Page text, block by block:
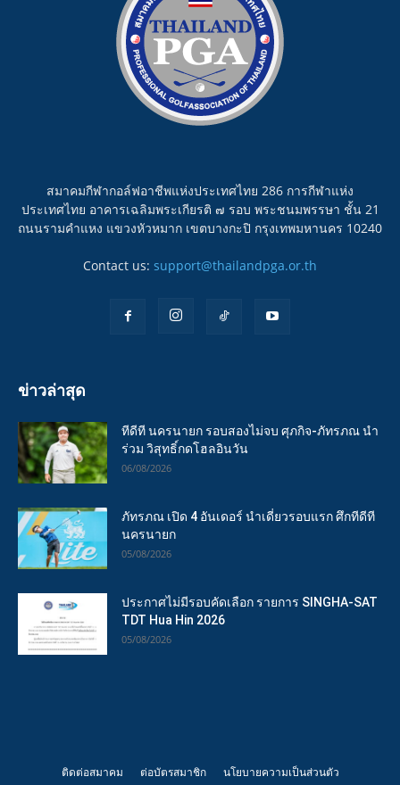
สมาคมกีฬากอล์ฟอาชีพแห่งประเทศไทย 286 การกีฬาแห่ง
ประเทศไทย อาคารเฉลิมพระเกียรติ ๗ รอบ พระชนมพรรษา ชั้น 21
ถนนรามคำแหง แขวงหัวหมาก เขตบางกะปิ กรุงเทพมหานคร 10240
Contact us: support@thailandpga.or.th
ข่าวล่าสุด
ทีดีที นครนายก รอบสองไม่จบ ศุภกิจ-ภัทรภณ นำ
ร่วม วิสุทธิ์กดโฮลอินวัน
06/08/2026
ภัทรภณ เปิด 4 อันเดอร์ นำเดี่ยวรอบแรก ศึกทีดีที
นครนายก
05/08/2026
ประกาศไม่มีรอบคัดเลือก รายการ SINGHA-SAT
TDT Hua Hin 2026
05/08/2026
ติดต่อสมาคม ต่อบัตรสมาชิก นโยบายความเป็นส่วนตัว